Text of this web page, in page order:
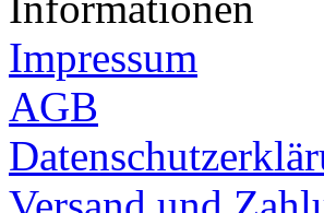
Impressum
AGB